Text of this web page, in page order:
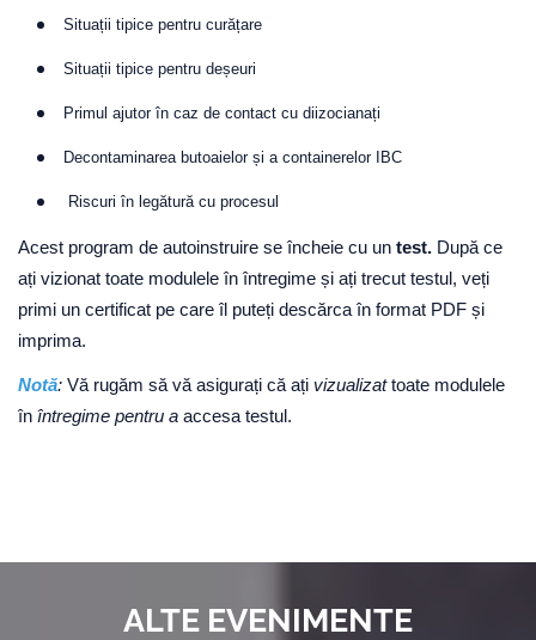
Situații tipice pentru curățare
Situații tipice pentru deșeuri
Primul ajutor în caz de contact cu diizocianați
Decontaminarea butoaielor și a containerelor IBC
Riscuri în legătură cu procesul
Acest program de autoinstruire se încheie cu un test. După ce
ați vizionat toate modulele în întregime și ați trecut testul, veți
primi un certificat pe care îl puteți descărca în format PDF și
imprima.
Notă: Vă rugăm să vă asigurați că ați vizualizattoate modulele
în întregime pentru a accesa testul.
ALTE EVENIMENTE